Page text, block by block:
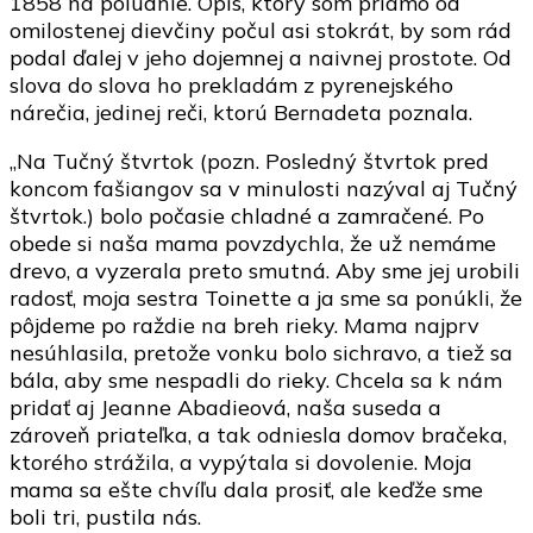
omilostenej dievčiny počul asi stokrát, by som rád
podal ďalej v jeho dojemnej a naivnej prostote. Od
slova do slova ho prekladám z pyrenejského
nárečia, jedinej reči, ktorú Bernadeta poznala.
„Na Tučný štvrtok (pozn. Posledný štvrtok pred
koncom fašiangov sa v minulosti nazýval aj Tučný
štvrtok.) bolo počasie chladné a zamračené. Po
obede si naša mama povzdychla, že už nemáme
drevo, a vyzerala preto smutná. Aby sme jej urobili
radosť, moja sestra Toinette a ja sme sa ponúkli, že
pôjdeme po raždie na breh rieky. Mama najprv
nesúhlasila, pretože vonku bolo sichravo, a tiež sa
bála, aby sme nespadli do rieky. Chcela sa k nám
pridať aj Jeanne Abadieová, naša suseda a
zároveň priateľka, a tak odniesla domov bračeka,
ktorého strážila, a vypýtala si dovolenie. Moja
mama sa ešte chvíľu dala prosiť, ale keďže sme
boli tri, pustila nás.